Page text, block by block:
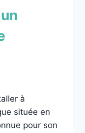
à
située en
pour son